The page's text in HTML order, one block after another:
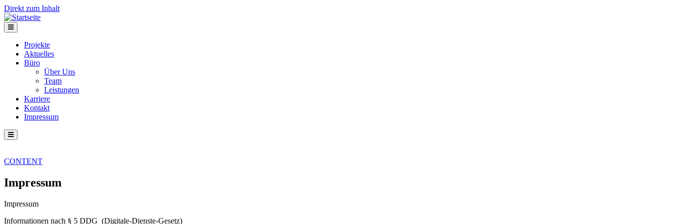
Direkt zum Inhalt
Projekte
Aktuelles
Büro
Über Uns
Team
Leistungen
Karriere
Kontakt
Impressum
CONTENT
Impressum
Impressum
Informationen nach § 5 DDG (Digitale-Dienste-Gesetz)